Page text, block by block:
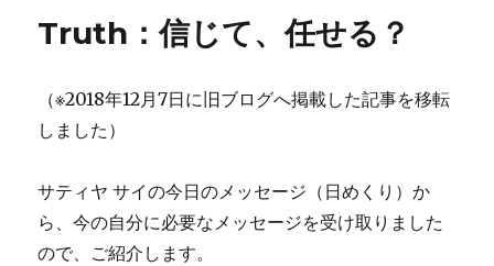
Truth：信じて、任せる？
（※2018年12月7日に旧ブログへ掲載した記事を移転
しました）
サティヤ サイの今日のメッセージ（日めくり）か
ら、今の自分に必要なメッセージを受け取りました
ので、ご紹介します。